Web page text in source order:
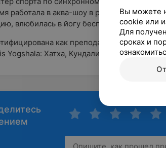
работала в аква-шоу в разных уголках
влюбилась в йогу бесповоротно.
как преподаватель йоги в
Yogshala: Хатха, Кундалини, Виньяса и
Вы можете
cookie или
Для
сроках и